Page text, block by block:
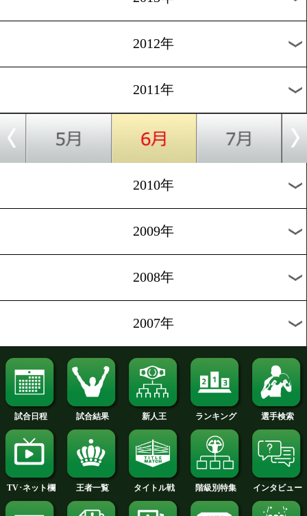
2016年
2015年
2014年
2013年
2011年
2010年
2009年